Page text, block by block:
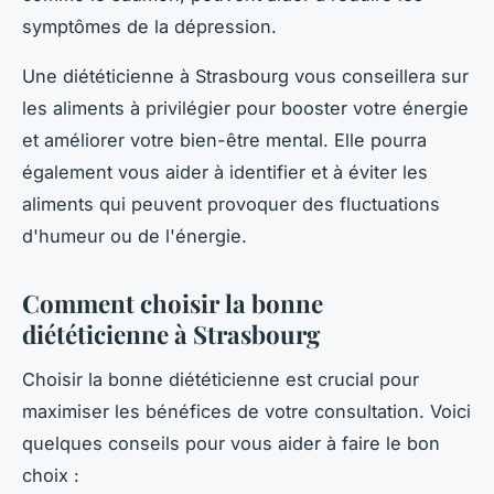
symptômes de la dépression.
Une diététicienne à Strasbourg vous conseillera sur
les aliments à privilégier pour booster votre énergie
et améliorer votre bien-être mental. Elle pourra
également vous aider à identifier et à éviter les
aliments qui peuvent provoquer des fluctuations
d'humeur ou de l'énergie.
Comment choisir la bonne
diététicienne à Strasbourg
Choisir la bonne diététicienne est crucial pour
maximiser les bénéfices de votre consultation. Voici
quelques conseils pour vous aider à faire le bon
choix :